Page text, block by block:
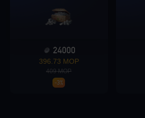
24000
396.73 MOP
409 MOP
-3%